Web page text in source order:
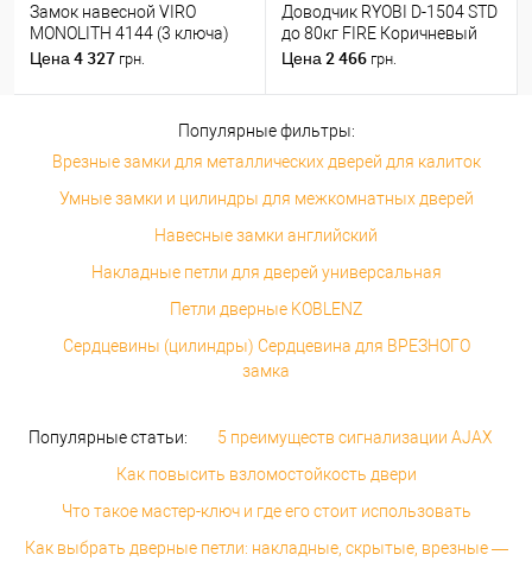
Замок навесной VIRO
MONOLITH 4144 (3 ключа)
Цена 4 327 грн.
Доводчик RYOBI D-1504 STD
до 80кг FIRE Коричневый
Цена 2 466 грн.
Популярные фильтры:
Врезные замки для металлических дверей для калиток
Умные замки и цилиндры для межкомнатных дверей
Навесные замки английский
Накладные петли для дверей универсальная
Петли дверные KOBLENZ
Сердцевины (цилиндры) Сердцевина для ВРЕЗНОГО
замка
Популярные статьи:
5 преимуществ сигнализации AJAX
Как повысить взломостойкость двери
Что такое мастер-ключ и где его стоит использовать
Как выбрать дверные петли: накладные, скрытые, врезные —